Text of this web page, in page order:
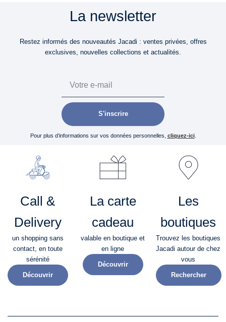
La newsletter
Restez informés des nouveautés Jacadi : ventes privées, offres
exclusives, nouvelles collections et actualités.
S'inscrire
Pour plus d’informations sur vos données personnelles, cliquez-ici.
Call &
Delivery
un shopping sans
contact, en toute
sérénité​
Découvrir
La carte
cadeau
valable en boutique et
en ligne
Découvrir
Les
boutiques
Trouvez les boutiques
Jacadi autour de chez
vous
Rechercher